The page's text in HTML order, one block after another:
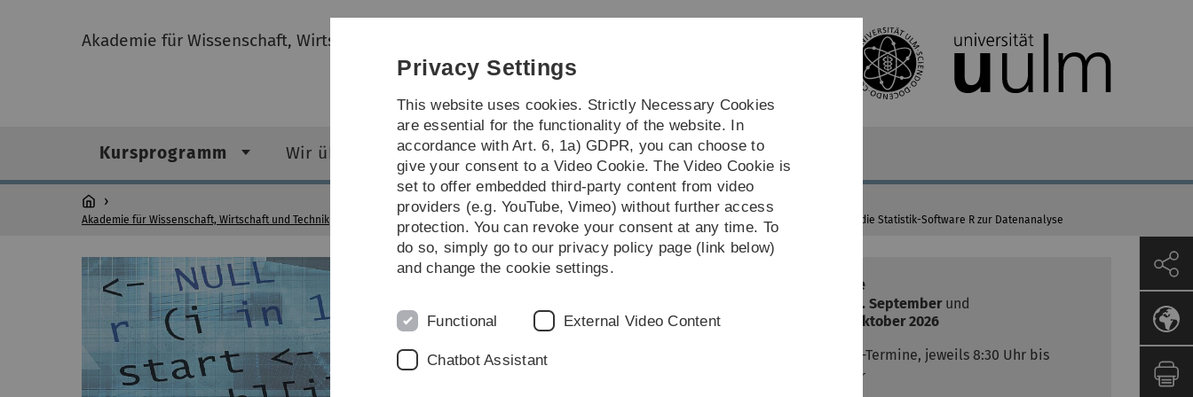
Skip
Skip
Skip
Skip
Akademie für Wissenschaft, Wirtschaft und Technik
Kursprogramm Wir über uns Press releases
Akademie für Wissenschaft, Wirtschaft und Technik Kursprogramm Finanz- und Aktuarwissenschaften Workshops und Seminare Einführung in die Statistik-Software R zur Datenanalyse
Termine
29./30. September und
6./7. Oktober 2026
4 Online-Termine, jeweils 8:30 Uhr bis
12:30 Uhr
Privacy Settings
This website uses cookies. Strictly Necessary Cookies
are essential for the functionality of the website. In
accordance with Art. 6, 1a) GDPR, you can choose to
give your consent to a Video Cookie. The Video Cookie is
set to offer embedded third-party content from video
providers (e.g. YouTube, Vimeo) without further access
protection. You can revoke your consent at any time. To
do so, simply go to our privacy policy page (link below)
and change the cookie settings.
Functional External Video Content
Chatbot Assistant